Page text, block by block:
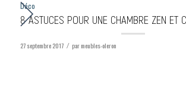
Déco
8 ASTUCES POUR UNE CHAMBRE ZEN ET
27 septembre 2017 / parmeubles-oleron